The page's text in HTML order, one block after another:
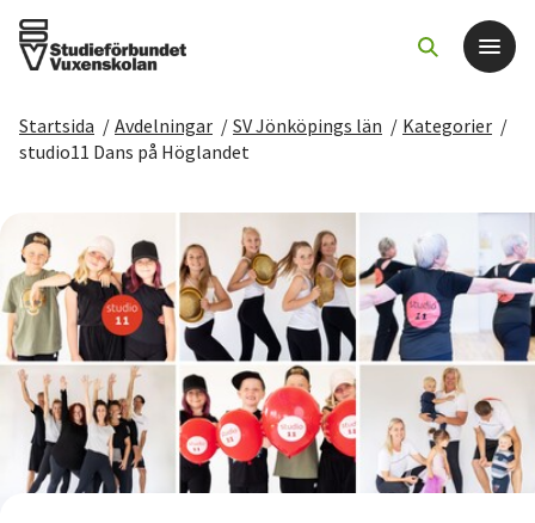
Det här gör vi
För dig som
Sök kurser och evenemang
Om SV
Starta studiecirkel
Cirkelledare
Startsida / Avdelningar / SV Jönköpings län / Kategorier /
studio11 Dans på Höglandet